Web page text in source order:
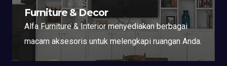
Furniture & Decor
Alfa Furniture & Interior menyediakan berbagai
macam aksesoris untuk melengkapi ruangan Anda.